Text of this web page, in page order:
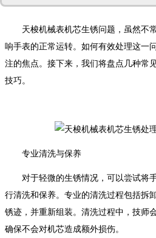
天梭机械表机芯生锈问题，虽然不
响手表的正常运转。如何有效处理这一
注的焦点。接下来，我们将盘点几种常
技巧。
专业清洗与保养
对于轻微的生锈情况，可以尝试将
行清洗和保养。专业的清洗过程包括拆
锈迹，并重新组装。清洗过程中，技师
确保不会对机芯造成额外损伤。